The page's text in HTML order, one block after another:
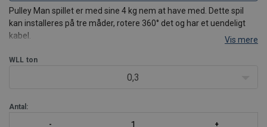
Pulley Man spillet er med sine 4 kg nem at have med. Dette spil
kan installeres på tre måder, rotere 360° det og har et uendeligt
kabel.
Letvægts og bærbar
Velegnet til løft af byrder på op til 600 kg (PM600)
Vis mere
WLL ton
0,3
Antal: